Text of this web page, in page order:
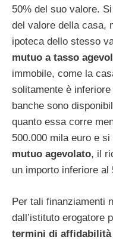
50% del suo valore.
del valore della casa,
ipoteca dello stesso
mutuo a tasso
immobile, come la
solitamente è
banche sono
quanto essa corre
500.000 mila euro e
mutuo agevolato, il
un importo inferiore al
Per tali finanziamenti
dall’istituto erogatore
termini di